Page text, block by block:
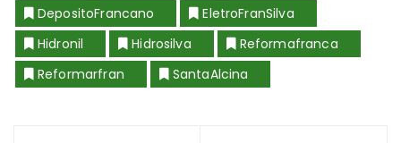
DepositoFrancano
EletroFranSilva
Hidronil
Hidrosilva
Reformafranca
Reformarfran
SantaAlcina